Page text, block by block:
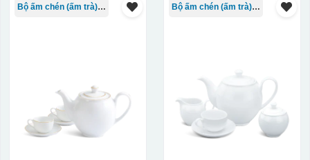
Bộ ấm chén (ấm trà) in logo Bộ ấm chén (ấm trà) in logo